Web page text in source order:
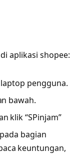
aplikasi shopee:
pengguna.
bawah.
klik “SPinjam”
bagian
keuntungan,